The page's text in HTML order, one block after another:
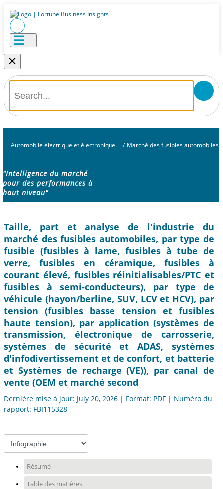
×
Automobile électrique et électronique / Marché des fusibles automobiles
"Intelligence du marché
pour des performances à
haut niveau"
Taille, part et analyse de l'industrie du
marché des fusibles automobiles, par type de
fusible (fusibles à lame, fusibles à tube de
verre, fusibles en céramique, fusibles à
courant élevé, fusibles réinitialisables/PTC et
fusibles à semi-conducteurs), par type de
véhicule (hayon/berline, SUV, LCV et HCV), par
tension (fusibles basse tension et fusibles
haute tension), par application (systèmes de
transmission, électronique de carrosserie,
systèmes de sécurité et ADAS, systèmes
d'infodivertissement et de confort, et batterie
et Systèmes de recharge (VE)), par canal de
vente (OEM et marché second
Dernière mise à jour: July 20, 2026 | Format: PDF | Numéro du
rapport: FBI115328
Résumé
Table des matières